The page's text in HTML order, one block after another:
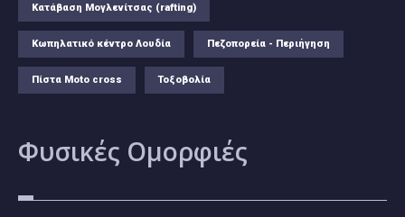
Κατάβαση Μογλενίτσας (rafting)
Κωπηλατικό κέντρο Λουδία Πεζοπορεία - Περιήγηση
Πίστα Moto cross Τοξοβολία
Φυσικές Ομορφιές